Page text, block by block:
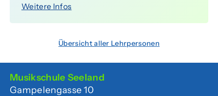
Weitere Infos
Übersicht aller Lehrpersonen
Musikschule Seeland
Gampelengasse 10